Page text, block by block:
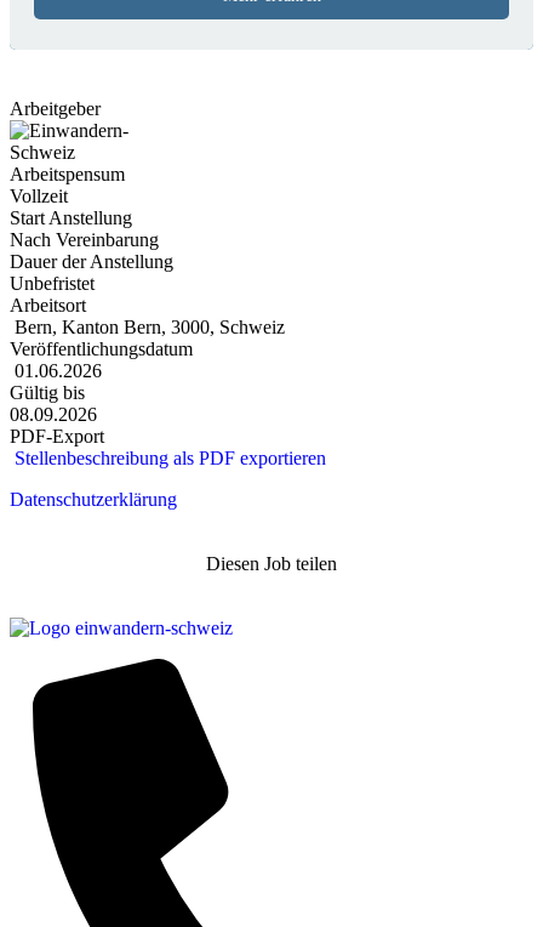
Arbeitgeber
Arbeitspensum
Vollzeit
Start Anstellung
Nach Vereinbarung
Dauer der Anstellung
Unbefristet
Arbeitsort
Bern, Kanton Bern, 3000, Schweiz
Veröffentlichungsdatum
01.06.2026
Gültig bis
08.09.2026
PDF-Export
Stellenbeschreibung als PDF exportieren
Datenschutzerklärung
Diesen Job teilen